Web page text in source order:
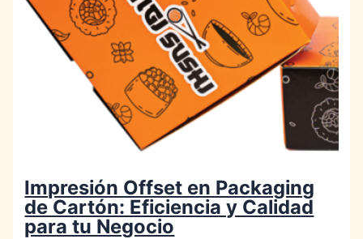
Impresión Offset en Packaging
de Cartón: Eficiencia y Calidad
para tu Negocio